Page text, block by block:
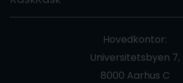
Hovedkontor:
Universitetsbyen 7,
8000 Aarhus C